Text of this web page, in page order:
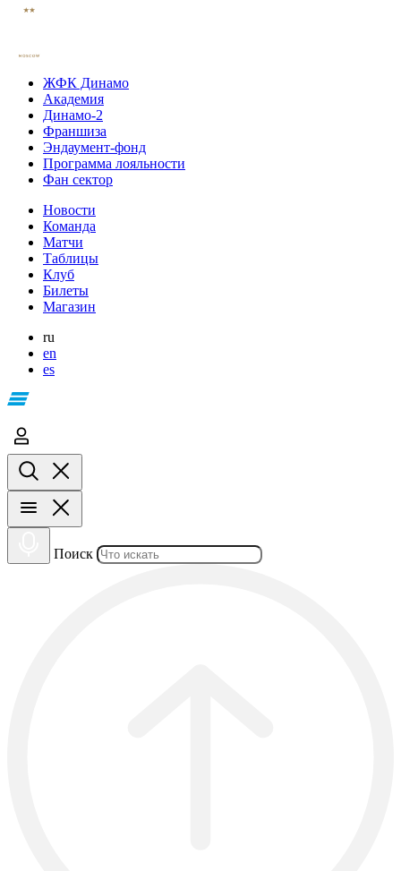
ЖФК Динамо
Академия
Динамо-2
Франшиза
Эндаумент-фонд
Программа лояльности
Фан сектор
Новости
Команда
Матчи
Таблицы
Клуб
Билеты
Магазин
ru
en
es
Поиск